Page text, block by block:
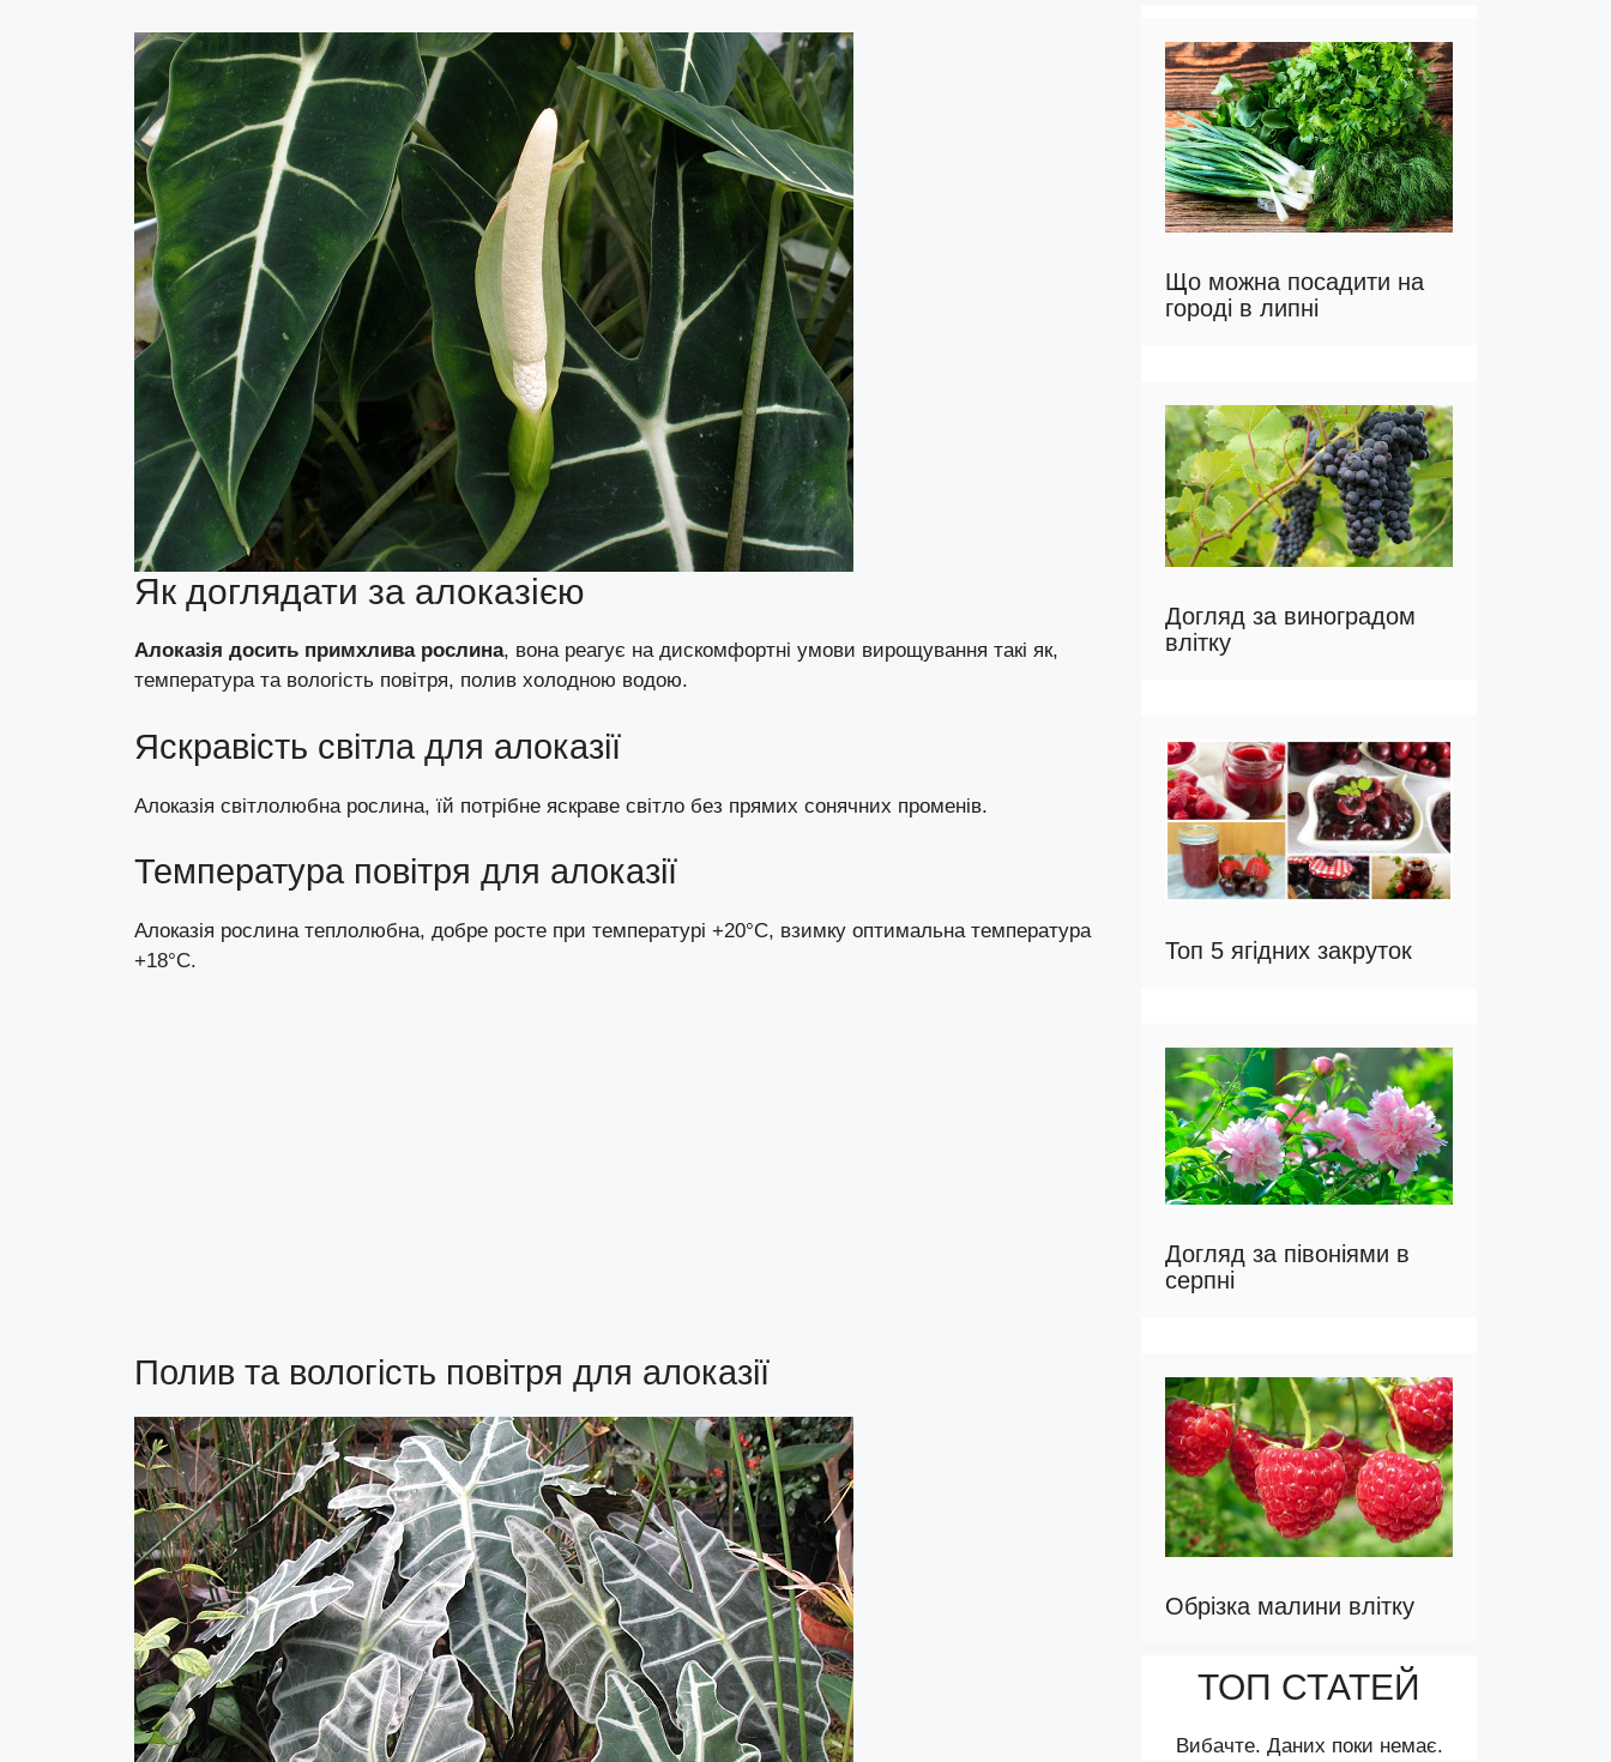
Як доглядати за алоказією
Алоказія досить примхлива рослина, вона реагує на дискомфортні умови вирощування такі як,
температура та вологість повітря, полив холодною водою.
Яскравість світла для алоказії
Алоказія світлолюбна рослина, їй потрібне яскраве світло без прямих сонячних променів.
Температура повітря для алоказії
Алоказія рослина теплолюбна, добре росте при температурі +20°C, взимку оптимальна температура
+18°C.
Полив та вологість повітря для алоказії
Що можна посадити на
городі в липні
Догляд за виноградом
влітку
Топ 5 ягідних закруток
Догляд за півоніями в
серпні
Обрізка малини влітку
ТОП СТАТЕЙ
Вибачте. Даних поки немає.